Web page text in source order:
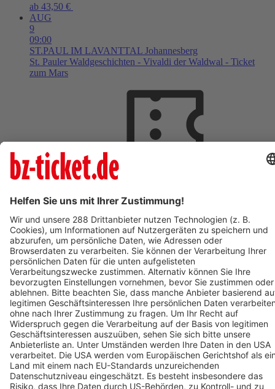
ab 43,50 €
AUG
9
09:00
ST.PAUL IM LAVANTTAL Johannesberg
St. Pauler Waldgeschichten - Vivaldi der Waldwal - Ticket
zum Mars
ab 18,00 €
AUG
So, 09:00
St. Pauler Waldgeschichten - Vivaldi der Waldwal - Ticket
zum Mars
ab 18,00 €
AUG
9
09:00
OBERHAUSEN OBEX | Oberhausen
POLAR EXPERIENCE - Die immersive Ausstellung